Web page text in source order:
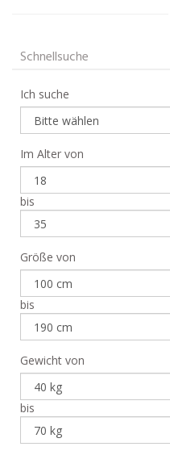
Schnellsuche
Ich suche
Im Alter von
bis
Größe von
bis
Gewicht von
bis